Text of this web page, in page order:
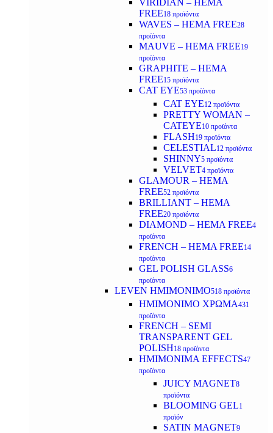
VIRIDIAN – HEMA
FREE18 προϊόντα
WAVES – HEMA FREE28
προϊόντα
MAUVE – HEMA FREE19
προϊόντα
GRAPHITE – HEMA
FREE15 προϊόντα
CAT EYE53 προϊόντα
CAT EYE12 προϊόντα
PRETTY WOMAN –
CATEYE10 προϊόντα
FLASH19 προϊόντα
CELESTIAL12 προϊόντα
SHINNY5 προϊόντα
VELVET4 προϊόντα
GLAMOUR – HEMA
FREE52 προϊόντα
BRILLIANT – HEMA
FREE20 προϊόντα
DIAMOND – HEMA FREE4
προϊόντα
FRENCH – HEMA FREE14
προϊόντα
GEL POLISH GLASS6
προϊόντα
LEVEN ΗΜΙΜΟΝΙΜΟ518 προϊόντα
ΗΜΙΜΟΝΙΜΟ ΧΡΩΜΑ431
προϊόντα
FRENCH – SEMI
TRANSPARENT GEL
POLISH18 προϊόντα
HMIMONIMA EFFECTS47
προϊόντα
JUICY MAGNET8
προϊόντα
BLOOMING GEL1
προϊόν
SATIN MAGNET9